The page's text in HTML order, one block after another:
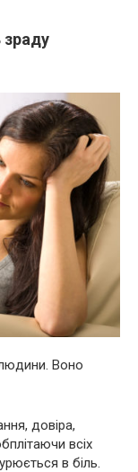
зраду
Воно
довіра,
всіх
в біль.